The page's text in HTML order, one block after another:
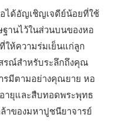
ได้อัญเชิญเจดีย์น้อยที่ใช้
านไว้ในส่วนบนของหอ
ให้ความร่มเย็นแก่ลูก
รณ์สําหรับระลึกถึงคุณ
รมีตามอย่างคุณยาย หอ
ายุและสืบทอดพระพุทธ
าของมหาปูชนียาจารย์